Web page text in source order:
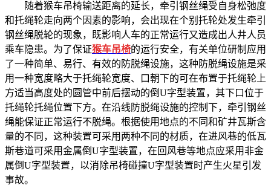
随着猴车吊椅输送距离的延长，牵引钢丝绳受自身松弛度
和托绳轮走向两个因素的影响，会出现在个别托轮处发生牵引
钢丝绳脱轮的现象，既影响人车的正常运行又造成出人井人员
乘车隐患。为了保证猴车吊椅的运行安全，有关单位研制应用
了一种简单、易行、有效的防脱绳设施，这种防脱绳设施是采
用一种宽度略大于托绳轮宽度、口朝下的可在布置于托绳轮上
方适当高度处的圆管中前后摆动的倒U字型装置，其下口位于
托绳轮托绳位置下方。在沿线防脱绳设施的控制下，牵引钢丝
绳能保证正常运行不脱绳。根据使用地点的不同和矿井瓦斯含
量的不同，这种装置可采用两种不同的材质，在进风巷的低瓦
斯巷道可采用金属倒U字型装置，在回风巷等地点应采用非金
属倒U字型装置，以消除吊椅碰撞U字型装置时产生火星引发
事故。